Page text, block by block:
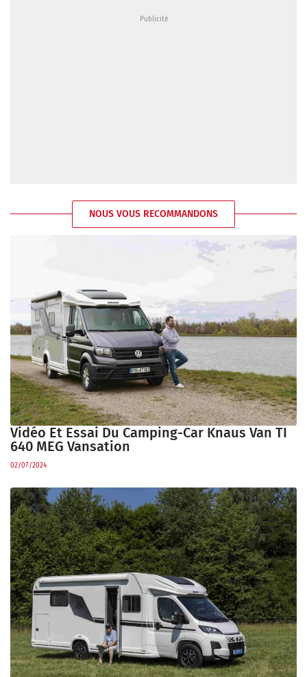
NOUS VOUS RECOMMANDONS
Vidéo Et Essai Du Camping-Car Knaus Van TI
640 MEG Vansation
02/07/2024